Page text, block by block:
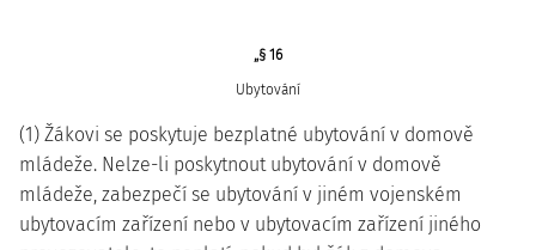
„§ 16
Ubytování
(1) Žákovi se poskytuje bezplatné ubytování v domově
mládeže. Nelze-li poskytnout ubytování v domově
mládeže, zabezpečí se ubytování v jiném vojenském
ubytovacím zařízení nebo v ubytovacím zařízení jiného